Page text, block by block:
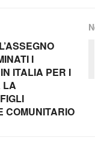
I
ITALIA PER I
LA
COMUNITARIO